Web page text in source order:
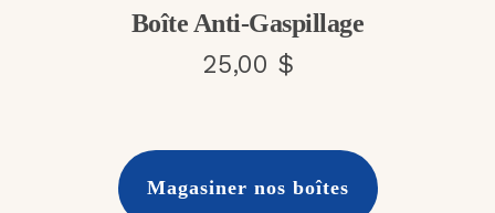
Boîte Anti-Gaspillage
25,00 $
Magasiner nos boîtes